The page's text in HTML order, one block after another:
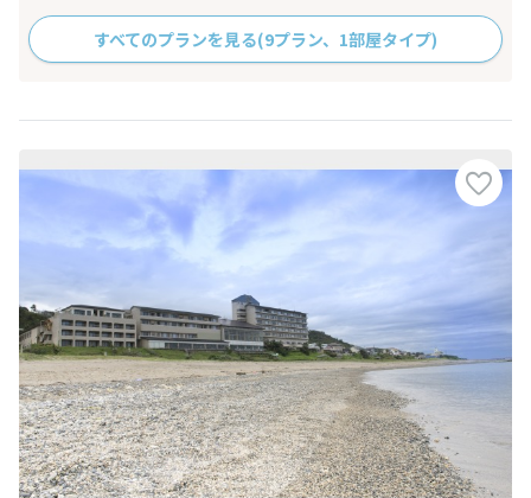
すべてのプランを見る(9プラン、1部屋タイプ)